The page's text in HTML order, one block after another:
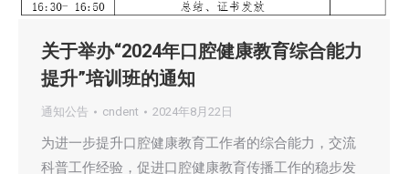
关于举办“2024年口腔健康教育综合能力
提升”培训班的通知
通知公告 cndent 2024年8月22日
为进一步提升口腔健康教育工作者的综合能力，交流
科普工作经验，促进口腔健康教育传播工作的稳步发